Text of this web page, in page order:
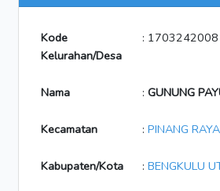
Kode
Kelurahan/Desa
: 1703242008
Nama : GUNUNG
Kecamatan : PINANG RAYA
Kabupaten/Kota : BENGKULU